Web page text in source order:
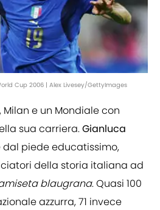
Cup 2006 | Alex Livesey/GettyImages
e un Mondiale con
sua carriera.Gianluca
dal piede educatissimo,
della storia italiana ad
blaugrana. Quasi 100
azzurra, 71 invece